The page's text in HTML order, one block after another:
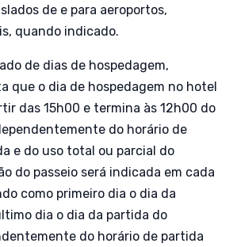
de e para aeroportos,
quando indicado.
de dias de hospedagem,
que o dia de hospedagem no hotel
das 15h00 e termina às 12h00 do
do horário de
e do uso total ou parcial do
do passeio será indicada em cada
como primeiro dia o dia da
dia o dia da partida do
do horário de partida